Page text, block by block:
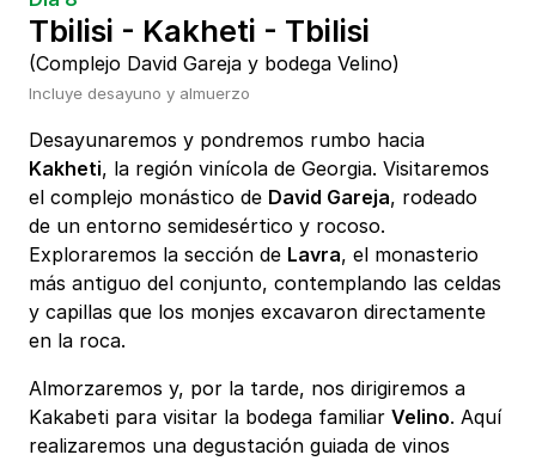
Tbilisi - Kakheti - Tbilisi
(Complejo David Gareja y bodega Velino)
Incluye desayuno y almuerzo
Desayunaremos y pondremos rumbo hacia
Kakheti, la región vinícola de Georgia. Visitaremos
el complejo monástico de David Gareja, rodeado
de un entorno semidesértico y rocoso.
Exploraremos la sección de Lavra, el monasterio
más antiguo del conjunto, contemplando las celdas
y capillas que los monjes excavaron directamente
en la roca.
Almorzaremos y, por la tarde, nos dirigiremos a
Kakabeti para visitar la bodega familiar Velino. Aquí
realizaremos una degustación guiada de vinos